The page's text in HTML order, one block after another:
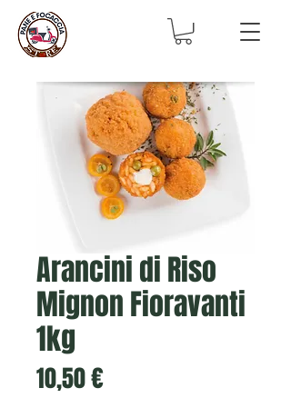
Arancini di Riso
Mignon Fioravanti
1kg
10,50 €Prix